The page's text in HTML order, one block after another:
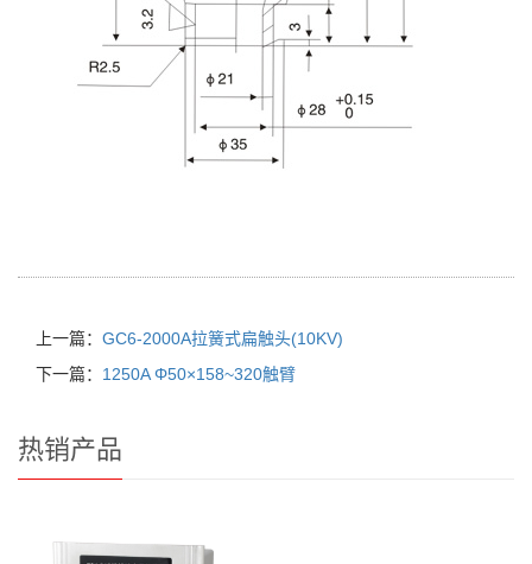
上一篇： GC6-2000A拉簧式扁触头(10KV)
下一篇： 1250A Φ50×158~320触臂
热销产品